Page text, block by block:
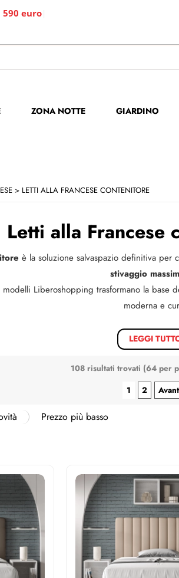
590 euro
ZONA NOTTE GIARDINO
LETTI ALLA FRANCESE CONTENITORE
Letti alla Francese
è la soluzione salvaspazio definitiva
stivaggio
Liberoshopping trasformano la base
moderna e
LEGGI
108 risultati trovati (64 per
1
2